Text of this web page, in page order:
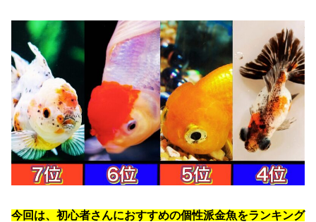
今回は、初心者さんにおすすめの個性派金魚をランキング